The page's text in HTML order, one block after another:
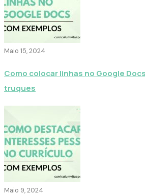
Maio 15, 2024
Como colocar linhas no Google
truques
Maio 9, 2024